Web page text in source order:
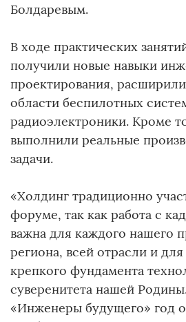
Болдаревым.
В ходе практических
получили новые навыки
проектирования,
области беспилотных
радиоэлектроники. Кроме
выполнили реальные
задачи.
«Холдинг традиционно
форуме, так как работа с
важна для каждого нашего
региона, всей отрасли и
крепкого фундамента
суверенитета нашей
«Инженеры будущего» год